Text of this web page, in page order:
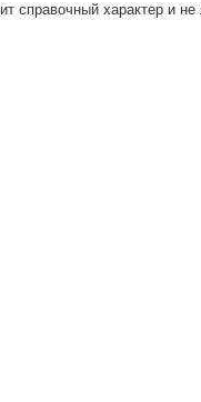
справочный характер и